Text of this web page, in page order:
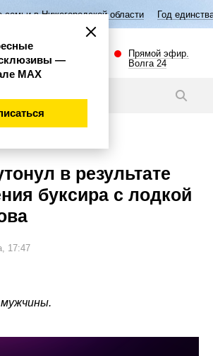
области Год единства народов
Прямой эфир.
Волга 24
в результате
буксира с лодкой
17:47
—
МАХ